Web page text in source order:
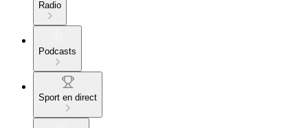
Radio
Podcasts
Sport en direct